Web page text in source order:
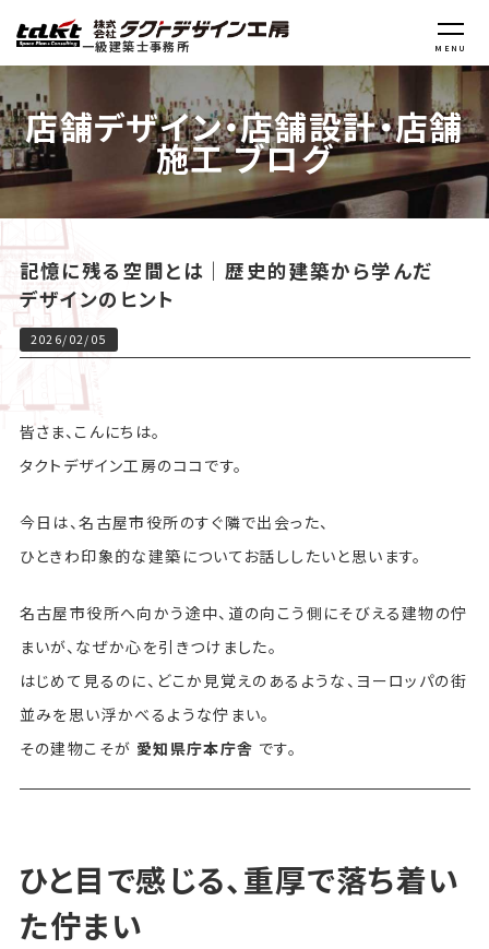
一級建築士事務所 MENU
店舗デザイン・店舗設計・店舗
施工 ブログ
記憶に残る空間とは｜歴史的建築から学んだ
デザインのヒント
2026/02/05
皆さま、こんにちは。
タクトデザイン工房のココです。
今日は、名古屋市役所のすぐ隣で出会った、
ひときわ印象的な建築についてお話ししたいと思います。
名古屋市役所へ向かう途中、道の向こう側にそびえる建物の佇
まいが、なぜか心を引きつけました。
はじめて見るのに、どこか見覚えのあるような、ヨーロッパの街
並みを思い浮かべるような佇まい。
その建物こそが 愛知県庁本庁舎 です。
ひと目で感じる、重厚で落ち着い
た佇まい